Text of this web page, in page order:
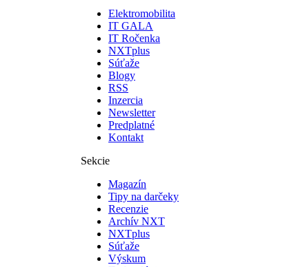
Elektromobilita
IT GALA
IT Ročenka
NXTplus
Súťaže
Blogy
RSS
Inzercia
Newsletter
Predplatné
Kontakt
Sekcie
Magazín
Tipy na darčeky
Recenzie
Archív NXT
NXTplus
Súťaže
Výskum